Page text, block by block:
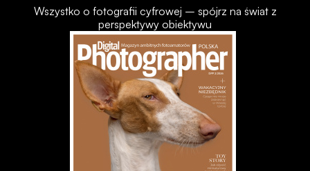
Wszystko o fotografii cyfrowej – spójrz na świat z
perspektywy obiektywu